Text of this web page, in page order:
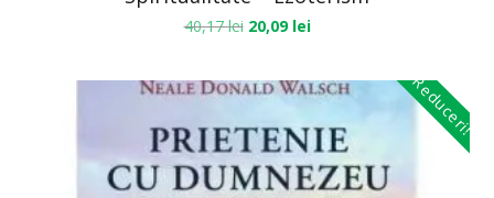
40,17lei 20,09 lei
Reduceri!